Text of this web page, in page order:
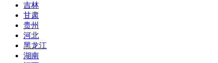
吉林
甘肃
贵州
河北
黑龙江
湖南